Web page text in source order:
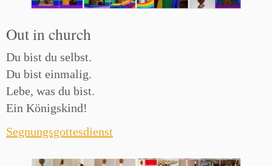
Out in church
Du bist du selbst.
Du bist einmalig.
Lebe, was du bist.
Ein Königskind!
Segnungsgottesdienst